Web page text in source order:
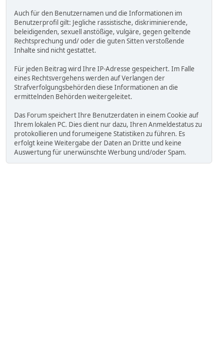
Auch für den Benutzernamen und die Informationen im
Benutzerprofil gilt: Jegliche rassistische, diskriminierende,
beleidigenden, sexuell anstößige, vulgäre, gegen geltende
Rechtsprechung und/ oder die guten Sitten verstoßende
Inhalte sind nicht gestattet.
Für jeden Beitrag wird Ihre IP-Adresse gespeichert. Im Falle
eines Rechtsvergehens werden auf Verlangen der
Strafverfolgungsbehörden diese Informationen an die
ermittelnden Behörden weitergeleitet.
Das Forum speichert Ihre Benutzerdaten in einem Cookie auf
Ihrem lokalen PC. Dies dient nur dazu, Ihren Anmeldestatus zu
protokollieren und forumeigene Statistiken zu führen. Es
erfolgt keine Weitergabe der Daten an Dritte und keine
Auswertung für unerwünschte Werbung und/oder Spam.